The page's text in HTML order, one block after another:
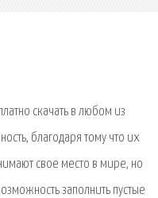
скачать в любом из
благодаря тому что их
свое место в мире, но
заполнить пустые